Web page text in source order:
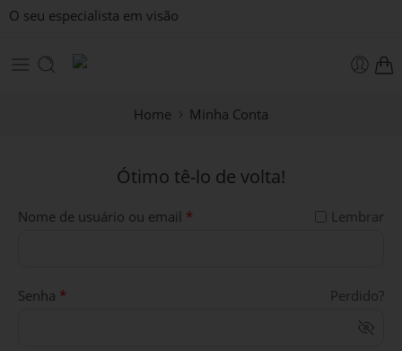
O seu especialista em visão
Home Minha Conta
Ótimo tê-lo de volta!
Nome de usuário ou email * Lembrar
Senha * Perdido?